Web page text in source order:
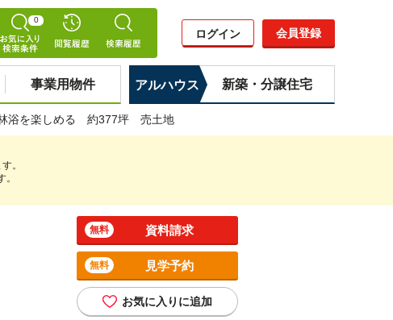
0
ログイン 会員登録
事業用物件 アルハウス 新築・分譲住宅
浴を楽しめる 約377坪 売土地
。
資料請求
無料
見学予約
無料
お気に入りに追加